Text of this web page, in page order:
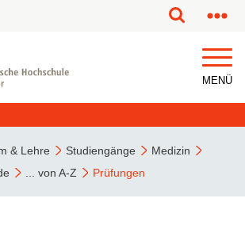
MENÜ
& Lehre Studiengänge
Medizin
... von A-Z Prüfungen